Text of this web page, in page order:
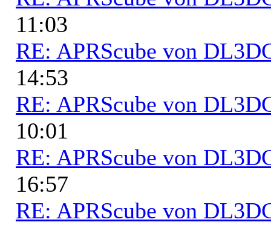
11:03
RE: APRScube von
14:53
RE: APRScube von
10:01
RE: APRScube von
16:57
RE: APRScube von